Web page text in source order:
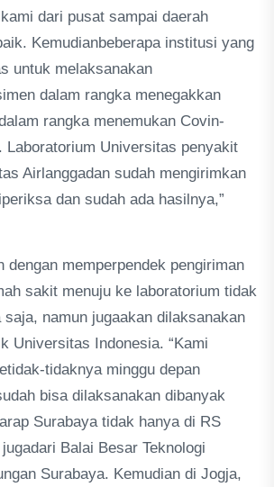
dari pusat sampai daerah
Kemudianbeberapa institusi yang
untuk melaksanakan
dalam rangka menegakkan
rangka menemukan Covin-
Laboratorium Universitas penyakit
Airlanggadan sudah mengirimkan
dan sudah ada hasilnya,”
dengan memperpendek pengiriman
sakit menuju ke laboratorium tidak
namun jugaakan dilaksanakan
Universitas Indonesia. “Kami
tidaknya minggu depan
bisa dilaksanakan dibanyak
Surabaya tidak hanya di RS
Balai Besar Teknologi
Surabaya. Kemudian di Jogja,